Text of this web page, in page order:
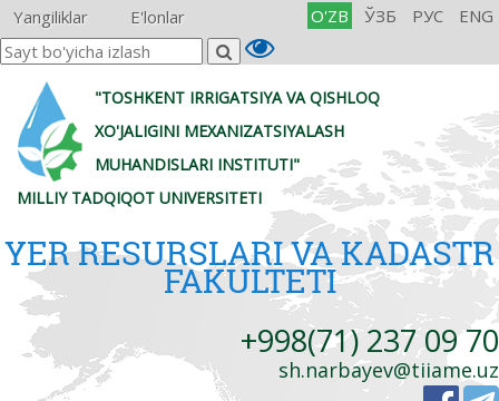
Yangiliklar E'lonlar O'ZB ЎЗБ РУС ENG
"TOSHKENT IRRIGATSIYA VA QISHLOQ
XO'JALIGINI MEXANIZATSIYALASH
MUHANDISLARI INSTITUTI"
MILLIY TADQIQOT UNIVERSITETI
YER RESURSLARI VA KADASTR
FAKULTETI
+998(71) 237 09 70
sh.narbayev@tiiame.uz